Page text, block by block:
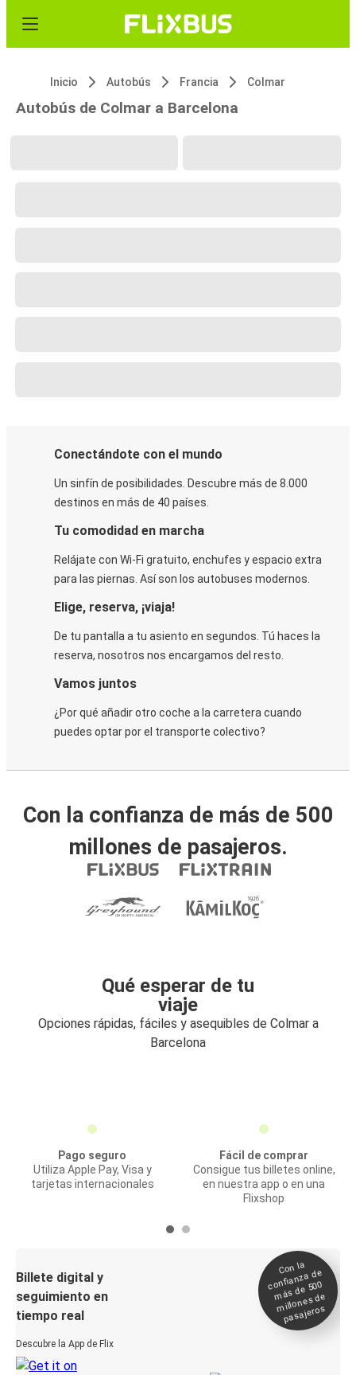
Inicio Autobús Francia Colmar
Autobús de Colmar a Barcelona
Conectándote con el mundo
Un sinfín de posibilidades. Descubre más de 8.000
destinos en más de 40 países.
Tu comodidad en marcha
Relájate con Wi-Fi gratuito, enchufes y espacio extra
para las piernas. Así son los autobuses modernos.
Elige, reserva, ¡viaja!
De tu pantalla a tu asiento en segundos. Tú haces la
reserva, nosotros nos encargamos del resto.
Vamos juntos
¿Por qué añadir otro coche a la carretera cuando
puedes optar por el transporte colectivo?
Con la confianza de más de 500
millones de pasajeros.
Qué esperar de tu
viaje
Opciones rápidas, fáciles y asequibles de Colmar a
Barcelona
Pago seguro
Utiliza Apple Pay, Visa y
tarjetas internacionales
Fácil de comprar
Consigue tus billetes online,
en nuestra app o en una
Flixshop
Billete digital y
seguimiento en
tiempo real
Descubre la App de Flix
Con la
confianza de
más de 500
millones de
pasajeros